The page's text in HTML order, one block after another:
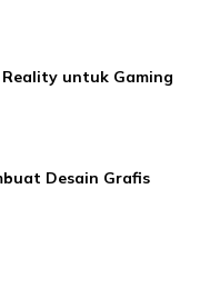
untuk Gaming
Desain Grafis